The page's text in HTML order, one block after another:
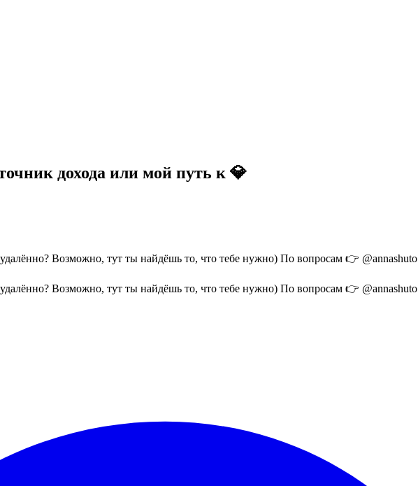
дохода или мой путь к 💎
Возможно, тут ты найдёшь то, что тебе нужно) По вопросам 👉 @annashuto
Возможно, тут ты найдёшь то, что тебе нужно) По вопросам 👉 @annashuto